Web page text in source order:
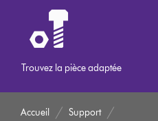
Trouvez la pièce adaptée
Accueil Support